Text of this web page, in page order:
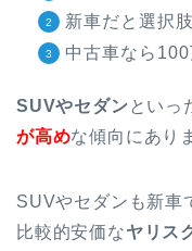
新車だと選択
中古車なら
SUVやセダン といっ
が高めな傾向にあり
SUVやセダンも新車
比較的安価なヤリス